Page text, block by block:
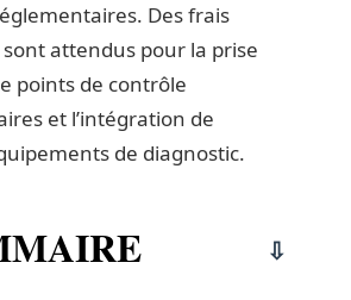
Des frais
attendus pour la prise
points de contrôle
et l’intégration de
de diagnostic.